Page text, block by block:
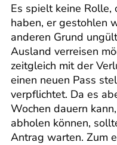
Es spielt keine Rolle,
haben, er gestohlen
anderen Grund
Ausland verreisen
zeitgleich mit der
einen neuen Pass
verpflichtet. Da es
Wochen dauern
abholen können,
Antrag warten. Zum